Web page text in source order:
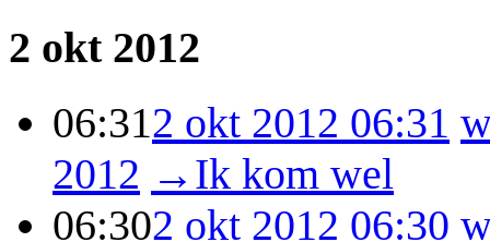
2 okt 2012
06:312 okt 2012 06:31
2012 → Ik kom wel
06:302 okt 2012 06:30